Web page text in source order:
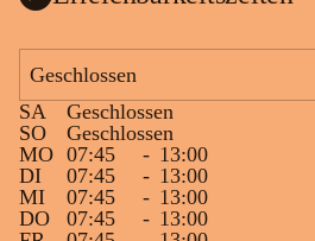
Geschlossen
SA
Geschlossen
SO
Geschlossen
MO 07:45 - 13:00
DI
07:45 - 13:00
MI
07:45 - 13:00
DO
07:45 - 13:00